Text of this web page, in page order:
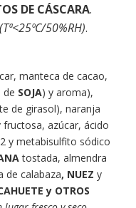
DE CÁSCARA.
50%RH).
manteca de cacao,
de SOJA) y aroma),
de girasol), naranja
azúcar, ácido
y metabisulfito sódico
tostada, almendra
de calabaza, NUEZ y
y OTROS